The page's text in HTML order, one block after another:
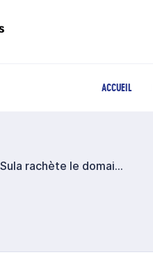
ACCUEIL
Sula rachète le domaine Chandon à Nashik et consolide le leadership indien